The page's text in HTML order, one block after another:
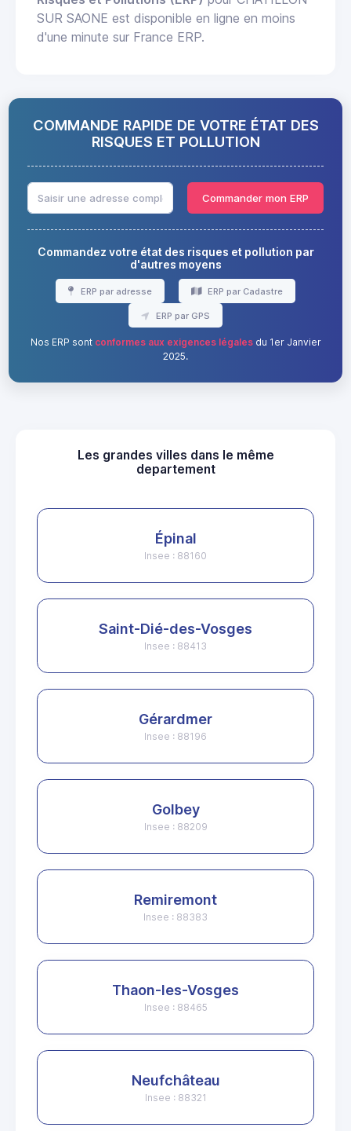
SUR SAONE est disponible en ligne en moins
d'une minute sur France ERP.
COMMANDE RAPIDE DE VOTRE ÉTAT DES
RISQUES ET POLLUTION
Commander mon ERP
Commandez votre état des risques et pollution par
d'autres moyens
ERP par adresse ERP par Cadastre
ERP par GPS
Nos ERP sont conformes aux exigences légalesdu 1er Janvier
2025.
Les grandes villes dans le même
departement
Épinal
Insee : 88160
Saint-Dié-des-Vosges
Insee : 88413
Gérardmer
Insee : 88196
Golbey
Insee : 88209
Remiremont
Insee : 88383
Thaon-les-Vosges
Insee : 88465
Neufchâteau
Insee : 88321